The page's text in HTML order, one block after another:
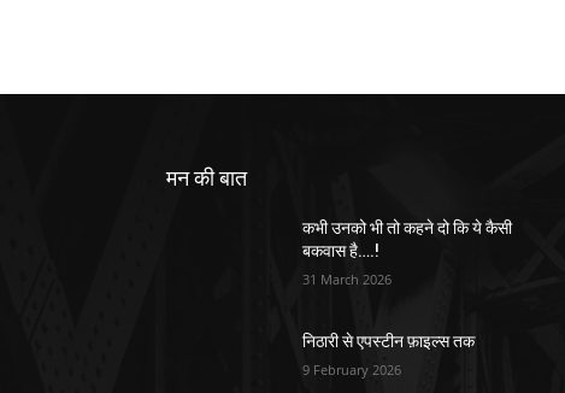
मन की बात
कभी उनको भी तो कहने दो कि ये कैसी
बकवास है….!
31 March 2026
निठारी से एपस्टीन फ़ाइल्स तक
9 February 2026